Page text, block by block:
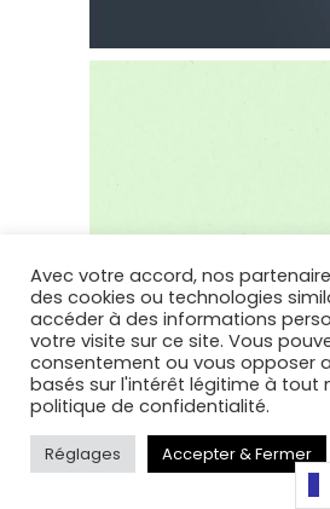
Avec votre accord, nos
des cookies ou technologies
accéder à des informations
votre visite sur ce site. Vous
consentement ou vous opposer
basés sur l'intérêt légitime à tout
politique de confidentialité.
Réglages
Accepter & Fermer